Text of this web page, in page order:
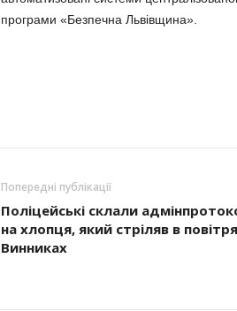
програми «Безпечна Львівщина».
Попередні публікації
Поліцейські склали
на хлопця, який стріляв в
Винниках